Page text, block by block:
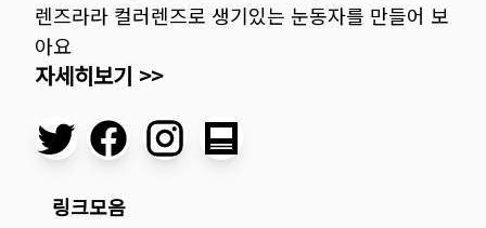
렌즈라라 컬러렌즈로 생기있는 눈동자를 만들어 보
아요
자세히보기 >>
링크모음